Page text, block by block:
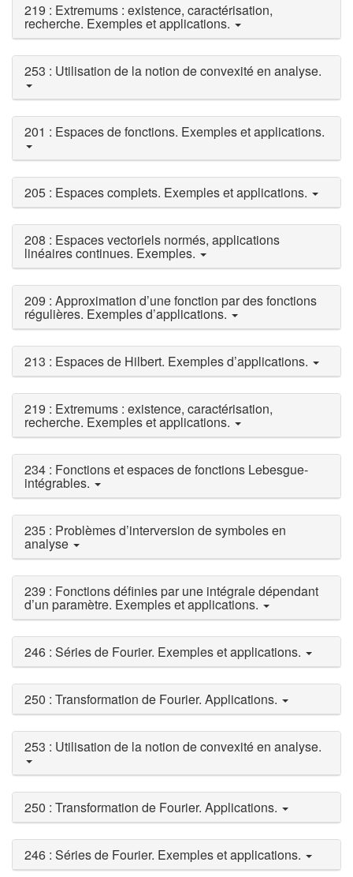
219 : Extremums : existence, caractérisation,
recherche. Exemples et applications.
253 : Utilisation de la notion de convexité en analyse.
201 : Espaces de fonctions. Exemples et applications.
205 : Espaces complets. Exemples et applications.
208 : Espaces vectoriels normés, applications
linéaires continues. Exemples.
209 : Approximation d’une fonction par des fonctions
régulières. Exemples d’applications.
213 : Espaces de Hilbert. Exemples d’applications.
219 : Extremums : existence, caractérisation,
recherche. Exemples et applications.
234 : Fonctions et espaces de fonctions Lebesgue-
intégrables.
235 : Problèmes d’interversion de symboles en
analyse
239 : Fonctions définies par une intégrale dépendant
d’un paramètre. Exemples et applications.
246 : Séries de Fourier. Exemples et applications.
250 : Transformation de Fourier. Applications.
253 : Utilisation de la notion de convexité en analyse.
250 : Transformation de Fourier. Applications.
246 : Séries de Fourier. Exemples et applications.